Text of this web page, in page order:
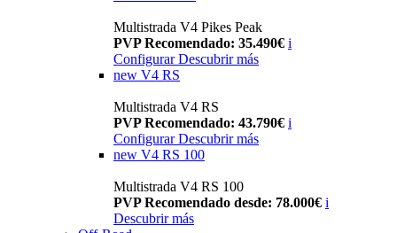
Multistrada V4 Pikes Peak
PVP Recomendado: 35.490€ i
Configurar Descubrir más
new V4 RS
Multistrada V4 RS
PVP Recomendado: 43.790€ i
ConfigurarDescubrir más
new V4 RS 100
Multistrada V4 RS 100
PVP Recomendado desde: 78.000€ i
Descubrir más